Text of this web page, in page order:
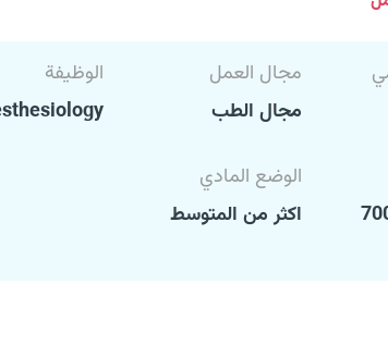
مجال العمل
مجال الطب
الوظيفة
و 7000
الوضع المادي
اكثر من المتوسط